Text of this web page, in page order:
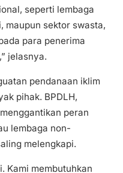
seperti lembaga
maupun sektor swasta,
para penerima
jelasnya.
pendanaan iklim
pihak. BPDLH,
peran
lembaga non-
melengkapi.
Kami membutuhkan